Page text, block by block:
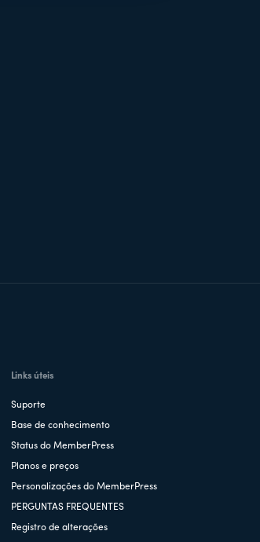
Links úteis
Suporte
Base de conhecimento
Status do MemberPress
Planos e preços
Personalizações do MemberPress
PERGUNTAS FREQUENTES
Registro de alterações